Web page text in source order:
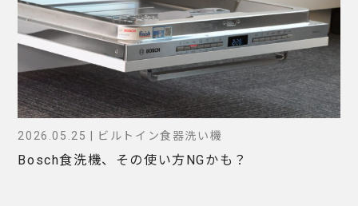
2026.05.25 | ビルトイン食器洗い機
Bosch食洗機、その使い方NGかも？